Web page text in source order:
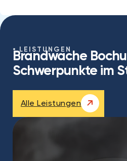
LEISTUNGEN
Brandwache
Schwerpunkte im
Alle Leistungen